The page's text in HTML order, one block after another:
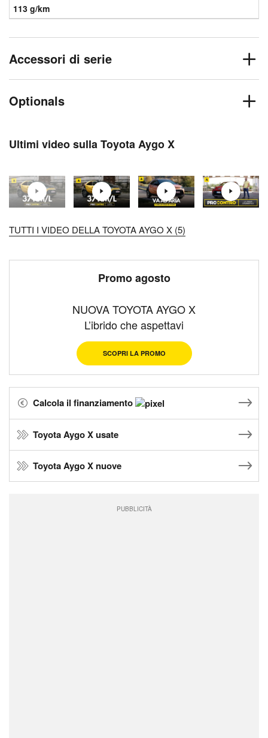
113 g/km
Accessori di serie
Optionals
Ultimi video sulla Toyota Aygo X
TUTTI I VIDEO DELLA TOYOTA AYGO X (5)
Promo agosto
NUOVA TOYOTA AYGO X
L’ibrido che aspettavi
SCOPRI LA PROMO
Calcola il finanziamento
Toyota Aygo X usate
Toyota Aygo X nuove
PUBBLICITÀ